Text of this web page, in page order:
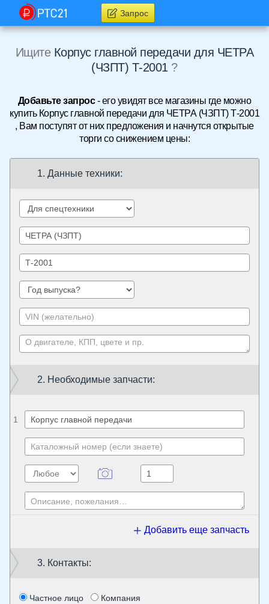
Запрос
Ищите Корпус главной передачи для ЧЕТРА
(ЧЗПТ) Т-2001 ?
Добавьте запрос- его увидят все магазины где можно
купить Корпус главной передачи для ЧЕТРА (ЧЗПТ) Т-2001
, Вам поступят от них предложения и начнутся открытые
торги со снижением цены:
1. Данные техники:
2. Необходимые запчасти:
1
Добавить еще запчасть
3. Контакты:
Частное лицо Компания